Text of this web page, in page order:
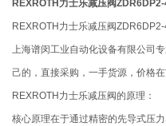
REXROTH力士乐减压阀
REXROTH力士乐减压阀
上海谱闵工业自动化设备有限公司
己的，直接采购，一手货源，价格在
REXROTH力士乐减压阀的原理：
核心原理在于通过精密的先导式压